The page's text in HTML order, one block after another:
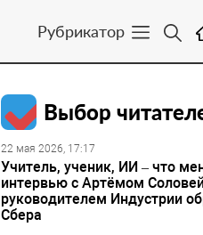
Рубрикатор
Выбор
22 мая 2026, 17:17
Учитель, ученик, ИИ – что
интервью с Артёмом
руководителем Индустрии
Сбера